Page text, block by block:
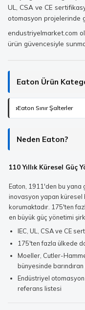
UL, CSA ve CE
otomasyon projelerinde
endustriyelmarket.com
ürün güvencesiyle
Eaton Ürün
Eaton Sınır Şalterler
Neden Eaton?
110 Yıllık Küresel Güç
Eaton, 1911'den bu yana
inovasyon yapan küresel
korumaktadır. 175'ten
en büyük güç yönetimi
IEC, UL, CSA ve CE
175'ten fazla ülkede
Moeller, Cutler-
bünyesinde
Endüstriyel otomasyon
referans listesi